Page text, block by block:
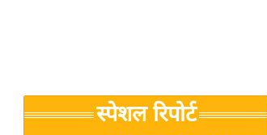
Breaking
News in
जगत
स्पेशल रिपोर्ट